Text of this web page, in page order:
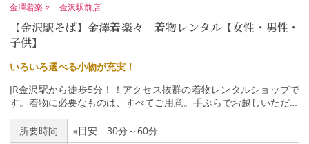
【金沢駅そば】金澤着楽々 着物レンタル【女性・男性・
子供】
金澤着楽々 金沢駅前店
いろいろ選べる小物が充実！
JR金沢駅から徒歩5分！！アクセス抜群の着物レンタルショップで
す。着物に必要なものは、すべてご用意。手ぶらでお越しいただけ
ます。レンタル日当日の17:30までにご返却下さい。6、7、8月は
浴衣もお選びいただけます。
所要時間
※目安 30分～60分